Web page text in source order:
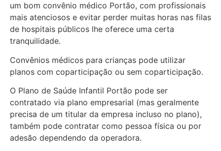
um bom convênio médico Portão, com profissionais
mais atenciosos e evitar perder muitas horas nas filas
de hospitais públicos lhe oferece uma certa
tranquilidade.
Convênios médicos para crianças pode utilizar
planos com coparticipação ou sem coparticipação.
O Plano de Saúde Infantil Portão pode ser
contratado via plano empresarial (mas geralmente
precisa de um titular da empresa incluso no plano),
também pode contratar como pessoa física ou por
adesão dependendo da operadora.